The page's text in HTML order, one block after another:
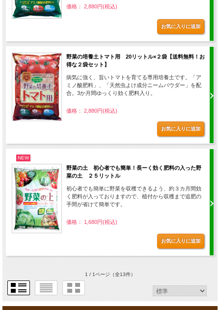
価格： 2,880円(税込)
野菜の培養土トマト用 20リットル×２袋【送料無料！お
得な２袋セット】
病気に強く、旨いトマトを育てる専用培養土です。「ア
ミノ酸肥料」、「天然虫よけ成分ニームパウダー」を配
合。3か月間ゆっくり効く肥料入り。
価格： 2,880円(税込)
NEW
野菜の土 初心者でも簡単！長ーく効く肥料の入った野
菜の土 ２５リットル
初心者でも簡単に野菜を収穫できるよう、約３カ月間効
く肥料が入っておりますので、植付から収穫まで追肥の
手間が省けて簡単です。
価格： 1,680円(税込)
1 / 1ページ（全13件）